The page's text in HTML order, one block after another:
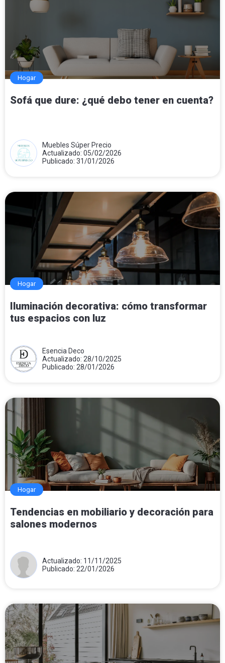
Hogar
Sofá que dure: ¿qué debo tener en cuenta?
Muebles Súper Precio
Actualizado: 05/02/2026
Publicado: 31/01/2026
Hogar
Iluminación decorativa: cómo transformar
tus espacios con luz
Esencia Deco
Actualizado: 28/10/2025
Publicado: 28/01/2026
Hogar
Tendencias en mobiliario y decoración para
salones modernos
Actualizado: 11/11/2025
Publicado: 22/01/2026